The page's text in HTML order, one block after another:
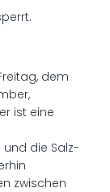
dem
ist eine
die Salz-
zwischen